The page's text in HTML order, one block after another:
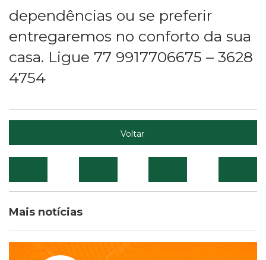
dependências ou se preferir
entregaremos no conforto da sua
casa. Ligue 77 9917706675 – 3628
4754
Voltar
Mais notícias